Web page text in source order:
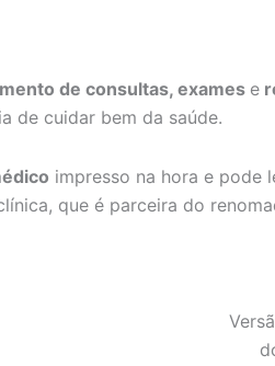
de consultas, exames e
de cuidar bem da saúde.
impresso na hora e pode
que é parceira do